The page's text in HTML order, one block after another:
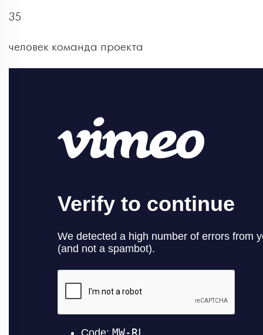
35
человек команда проекта